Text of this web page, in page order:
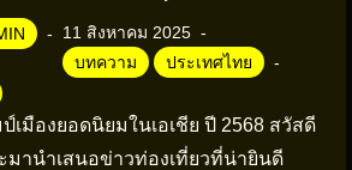
11 สิงหาคม 2025
บทความ
ประเทศไทย
เมืองยอดนิยมในเอเชีย ปี 2568 สวัสดี
มานำเสนอข่าวท่องเที่ยวที่น่ายินดี